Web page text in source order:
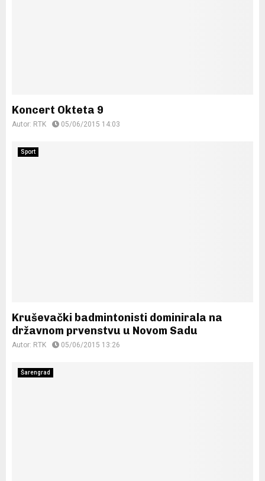
Koncert Okteta 9
Autor: RTK 05/06/2015 14:03
Sport
Kruševački badmintonisti dominirala na
državnom prvenstvu u Novom Sadu
Autor: RTK 05/06/2015 13:26
Šarengrad